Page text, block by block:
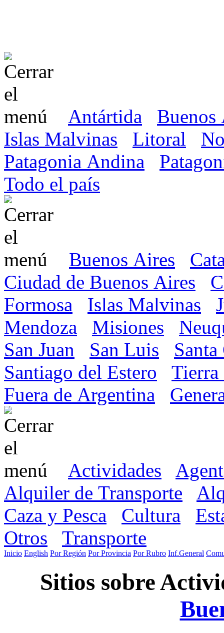
Antártida
Buenos
Islas Malvinas
Litoral
Patagonia Andina
Todo el país
Buenos Aires
Ciudad de Buenos Aires
Formosa
Islas Malvinas
Mendoza
Misiones
San Juan
San Luis
Santiago del Estero
Tierra
Fuera de Argentina
Actividades
Alquiler de Transporte
Caza y Pesca
Cultura
Otros
Transporte
Inicio English Por Región Por Provincia Por Rubro Inf.General
Sitios sobre